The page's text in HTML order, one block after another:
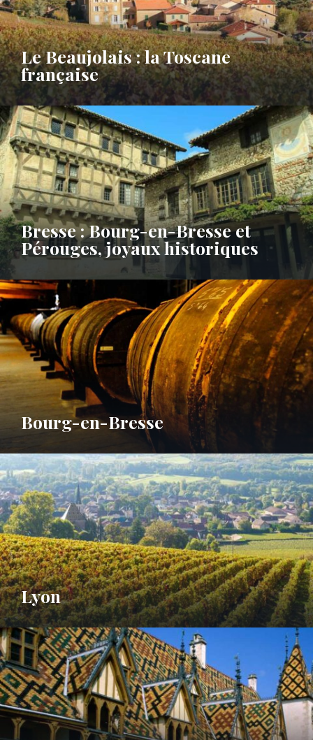
Le Beaujolais : la Toscane
française
Bresse : Bourg-en-Bresse et
Pérouges, joyaux historiques
Bourg-en-Bresse
Lyon